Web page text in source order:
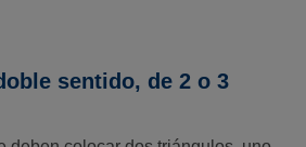
sentido, de 2 o 3